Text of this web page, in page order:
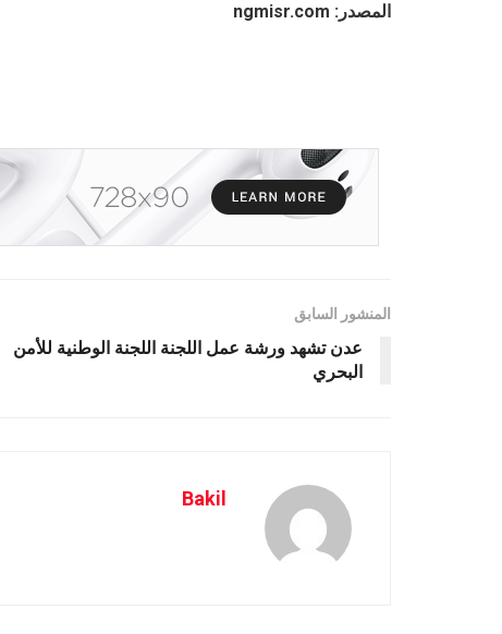
المصدر: ngmisr.com
المنشور السابق
عدن تشهد ورشة عمل اللجنة اللجنة الوطنية للأمن
البحري
Bakil